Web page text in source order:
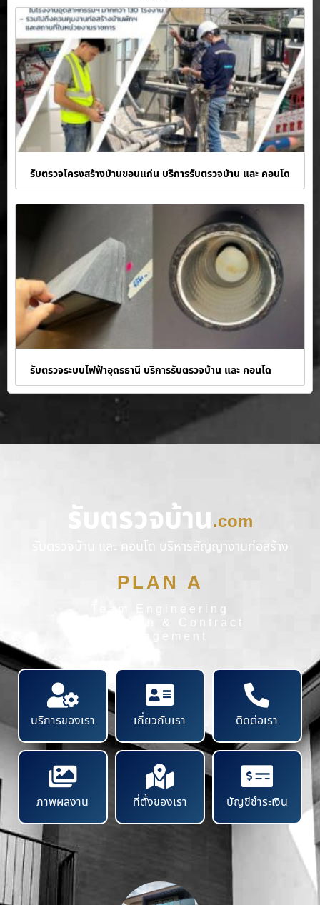
รับตรวจโครงสร้างบ้านขอนแก่น บริการรับตรวจบ้าน และ คอนโด
รับตรวจระบบไฟฟ้าอุดรธานี บริการรับตรวจบ้าน และ คอนโด
รับตรวจบ้าน.com
รับตรวจบ้าน และ คอนโด บริหารสัญญางานก่อสร้าง
PLAN A
Team Engineering
Inspection & Contract
Management
บริการของเรา เกี่ยวกับเรา ติดต่อเรา
ภาพผลงาน ที่ตั้งของเรา บัญชีชำระเงิน